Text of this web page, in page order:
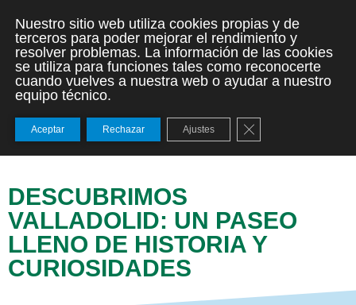
DESCUBRIMOS
VALLADOLID: UN PASEO
LLENO DE HISTORIA Y
CURIOSIDADES
Nuestro sitio web utiliza cookies propias y de
terceros para poder mejorar el rendimiento y
resolver problemas. La información de las cookies
se utiliza para funciones tales como reconocerte
cuando vuelves a nuestra web o ayudar a nuestro
equipo técnico.
Aceptar Rechazar Ajustes Cerrar el banner de